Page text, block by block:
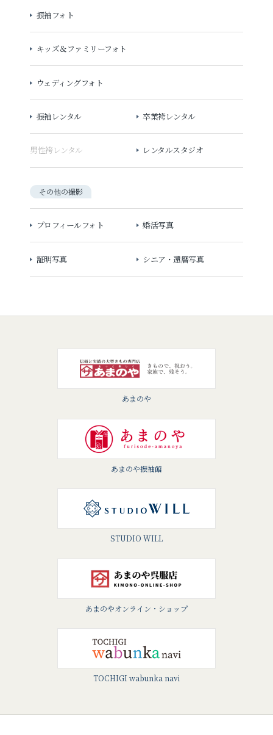
振袖フォト
キッズ＆ファミリーフォト
ウェディングフォト
振袖レンタル 卒業袴レンタル
男性袴レンタル レンタルスタジオ
その他の撮影
プロフィールフォト 婚活写真
証明写真 シニア・還暦写真
あまのや
あまのや振袖館
STUDIO WILL
あまのやオンライン・ショップ
TOCHIGI wabunka navi